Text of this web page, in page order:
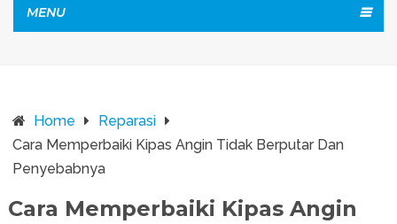
MENU
Home
Reparasi
Cara Memperbaiki Kipas Angin Tidak Berputar Dan
Penyebabnya
Cara Memperbaiki Kipas Angin